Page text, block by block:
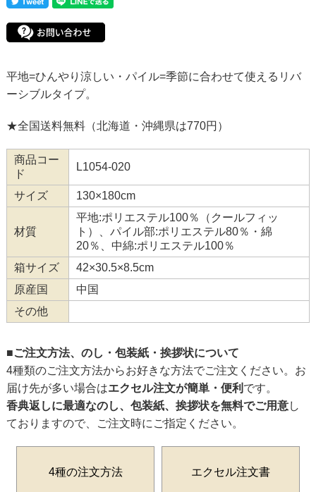
平地=ひんやり涼しい・パイル=季節に合わせて使えるリバ
ーシブルタイプ。
★全国送料無料（北海道・沖縄県は770円）
商品コー
ド
L1054-020
サイズ 130×180cm
材質
平地:ポリエステル100％（クールフィッ
ト）、パイル部:ポリエステル80％・綿
20％、中綿:ポリエステル100％
箱サイズ
42×30.5×8.5cm
原産国
中国
その他
■ご注文方法、のし・包装紙・挨拶状について
4種類のご注文方法からお好きな方法でご注文ください。お
届け先が多い場合はエクセル注文が簡単・便利 です。
香典返しに最適なのし、包装紙、挨拶状を無料でご用意し
ておりますので、ご注文時にご指定ください。
4種の注文方法 エクセル注文書